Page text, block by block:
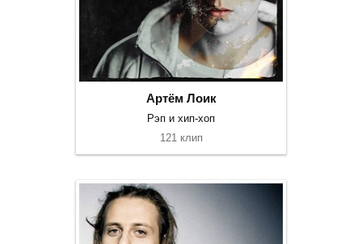
Артём Лоик
Рэп и хип-хоп
121 клип